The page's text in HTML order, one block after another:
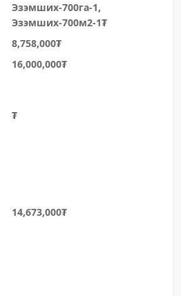
Эзэмших-700га-1,
Эзэмших-700м2-1₮
8,758,000₮
16,000,000₮
₮
14,673,000₮